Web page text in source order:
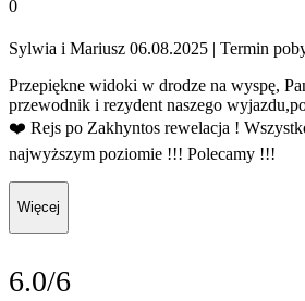
0
Sylwia i Mariusz 06.08.2025 | Termin
Przepiękne widoki w drodze na wyspę,
przewodnik i rezydent naszego
❤️ Rejs po Zakhyntos rewelacja !
najwyższym poziomie !!! Polecamy !!!
Więcej
6.0/6